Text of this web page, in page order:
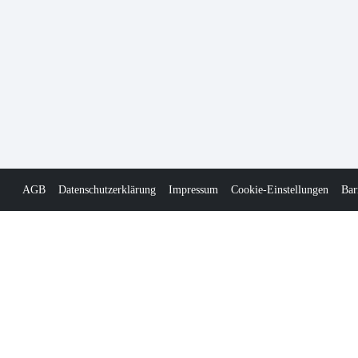
AGB Datenschutzerklärung Impressum Cookie-Einstellungen